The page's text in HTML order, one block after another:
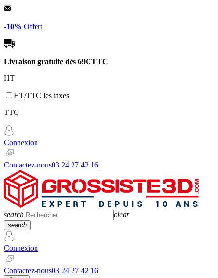
Panneau de gestion des cookies
-10% Offert
Livraison gratuite dès 69€ TTC
HT
HT/TTC les taxes
TTC
Connexion
Contactez-nous03 24 27 42 16
search clear
search
Connexion
Contactez-nous03 24 27 42 16